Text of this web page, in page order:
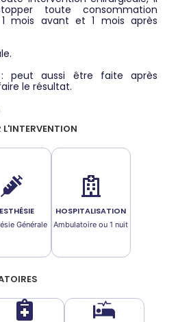
toute consommation
mois avant et 1 mois après
peut aussi être faite après
le résultat.
Générale
HOSPITALISATION
Ambulatoire ou 1 nuit